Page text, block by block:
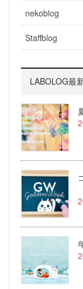
nekoblog
Staffblog
LABOLOG最